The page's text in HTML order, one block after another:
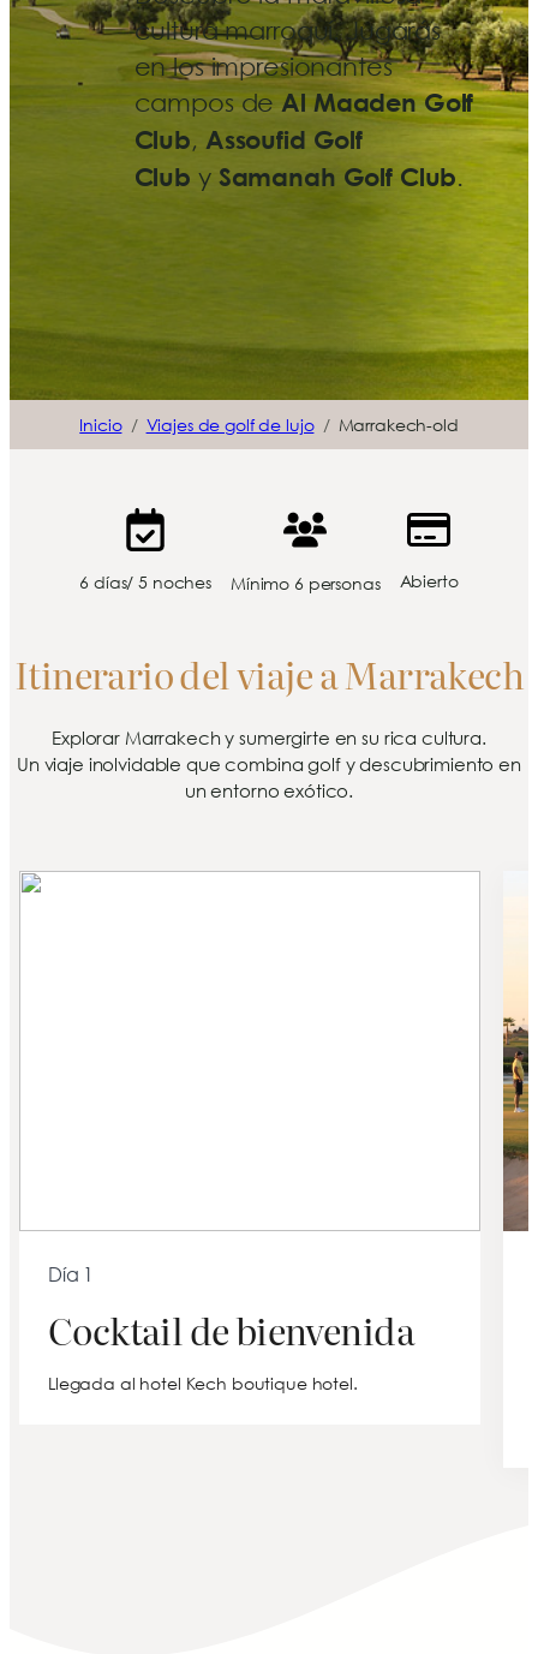
cultura marroquí. Jugarás
en los impresionantes
campos deAl Maaden Golf
Club, Assoufid Golf
Club y Samanah Golf Club.
Inicio Viajes de golf de lujo Marrakech-old
6 días/ 5 noches Mínimo 6 personas Abierto
Itinerario del viaje a Marrakech
Explorar Marrakech y sumergirte en su rica cultura.
Un viaje inolvidable que combina golf y descubrimiento en
un entorno exótico.
Día 1
Cocktail de bienvenida
Llegada al hotel Kech boutique hotel.